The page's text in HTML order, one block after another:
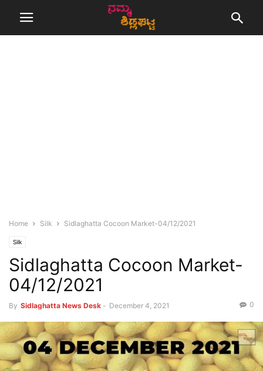
Home Silk Sidlaghatta Cocoon Market-04/12/2021
Silk
Sidlaghatta Cocoon Market-
04/12/2021
By Sidlaghatta News Desk - December 4, 2021 0